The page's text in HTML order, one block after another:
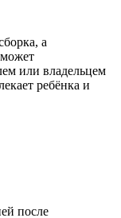
а
или владельцем
ребёнка и
после